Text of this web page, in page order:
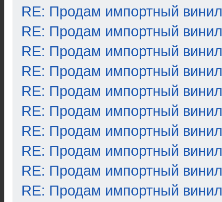
RE: Продам импортный винил
RE: Продам импортный винил
RE: Продам импортный винил
RE: Продам импортный винил
RE: Продам импортный винил
RE: Продам импортный винил
RE: Продам импортный винил
RE: Продам импортный винил
RE: Продам импортный винил
RE: Продам импортный винил